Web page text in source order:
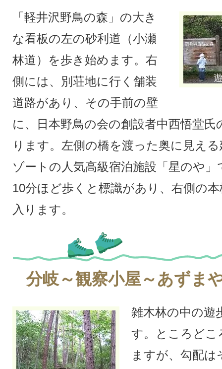
「軽井沢野鳥の森」の大き
な看板の左の砂利道（小瀬
林道）を歩き始めます。右
側には、別荘地に行く舗装
道路があり、その手前の壁
に、日本野鳥の会の創設者中西悟堂
ります。左側の橋を渡った奥に見え
ゾートの人気高級宿泊施設「星のや」
10分ほど歩くと標識があり、右側の
入ります。
分岐～観察小屋～あずま
雑木林の中の遊
す。ところど
ますが、勾配